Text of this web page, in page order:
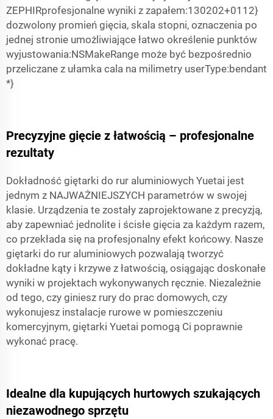
ZEPHIRprofesjonalne wyniki z zapałem:130202+0112}
dozwolony promień gięcia, skala stopni, oznaczenia po
jednej stronie umożliwiające łatwo określenie punktów
wyjustowania:NSMakeRange może być bezpośrednio
przeliczane z ułamka cala na milimetry userType:bendant
*}
Precyzyjne gięcie z łatwością – profesjonalne
rezultaty
Dokładność giętarki do rur aluminiowych Yuetai jest
jednym z NAJWAŻNIEJSZYCH parametrów w swojej
klasie. Urządzenia te zostały zaprojektowane z precyzją,
aby zapewniać jednolite i ścisłe gięcia za każdym razem,
co przekłada się na profesjonalny efekt końcowy. Nasze
giętarki do rur aluminiowych pozwalają tworzyć
dokładne kąty i krzywe z łatwością, osiągając doskonałe
wyniki w projektach wykonywanych ręcznie. Niezależnie
od tego, czy giniesz rury do prac domowych, czy
wykonujesz instalacje rurowe w pomieszczeniu
komercyjnym, giętarki Yuetai pomogą Ci poprawnie
wykonać pracę.
Idealne dla kupujących hurtowych szukających
niezawodnego sprzętu